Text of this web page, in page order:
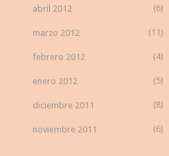
abril 2012 (6)
marzo 2012 (11)
febrero 2012 (4)
enero 2012 (5)
diciembre 2011 (8)
noviembre 2011 (6)